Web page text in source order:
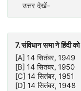
उत्तर देखें-
7. संविधान सभा ने हिंदी
[A] 14 सितंबर, 1949
[B] 14 सितंबर, 1950
[C] 14 सितंबर, 1951
[D] 14 सितंबर, 1948